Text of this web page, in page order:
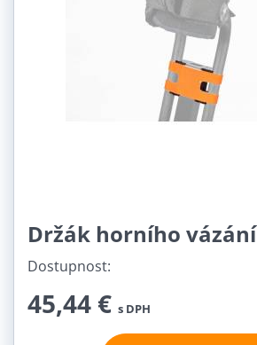
Držák horního vázání
Dostupnost:
45,44 € s DPH